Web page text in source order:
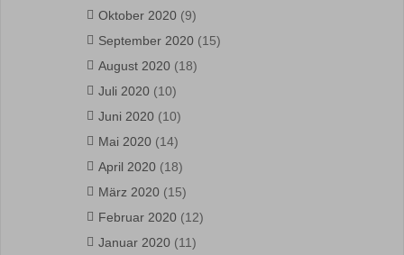
Oktober 2020 (9)
September 2020 (15)
August 2020 (18)
Juli 2020 (10)
Juni 2020 (10)
Mai 2020 (14)
April 2020 (18)
März 2020 (15)
Februar 2020 (12)
Januar 2020 (11)